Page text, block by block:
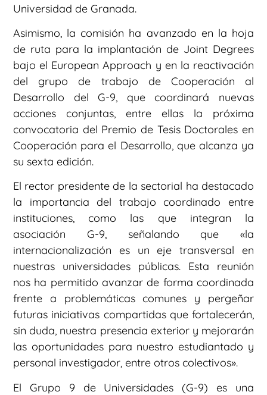
Universidad de Granada.
Asimismo, la comisión ha avanzado en la hoja
de ruta para la implantación de Joint Degrees
bajo el European Approach y en la reactivación
del grupo de trabajo de Cooperación al
Desarrollo del G-9, que coordinará nuevas
acciones conjuntas, entre ellas la próxima
convocatoria del Premio de Tesis Doctorales en
Cooperación para el Desarrollo, que alcanza ya
su sexta edición.
El rector presidente de la sectorial ha destacado
la importancia del trabajo coordinado entre
instituciones, como las que integran la
asociación G-9, señalando que «la
internacionalización es un eje transversal en
nuestras universidades públicas. Esta reunión
nos ha permitido avanzar de forma coordinada
frente a problemáticas comunes y pergeñar
futuras iniciativas compartidas que fortalecerán,
sin duda, nuestra presencia exterior y mejorarán
las oportunidades para nuestro estudiantado y
personal investigador, entre otros colectivos».
El Grupo 9 de Universidades (G-9) es una